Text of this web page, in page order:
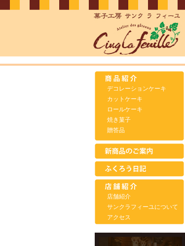
デコレーションケーキ
カットケーキ
ロールケーキ
焼き菓子
贈答品
店舗紹介
サンクラフィーユについて
アクセス